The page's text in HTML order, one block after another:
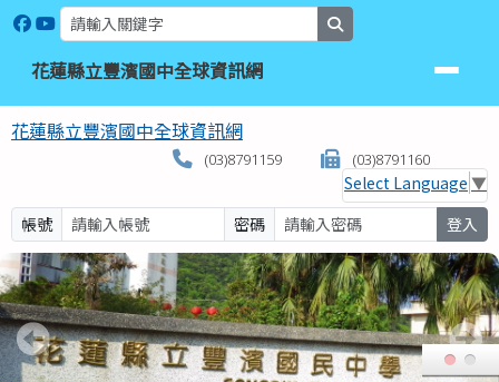
跳至主內容區
花蓮縣立豐濱國中全球資訊網
花蓮縣立豐濱國中全球資訊網
花蓮縣立豐濱國中全球資訊網
(03)8791159 (03)8791160
Select Language ▼
帳號
密碼 登入